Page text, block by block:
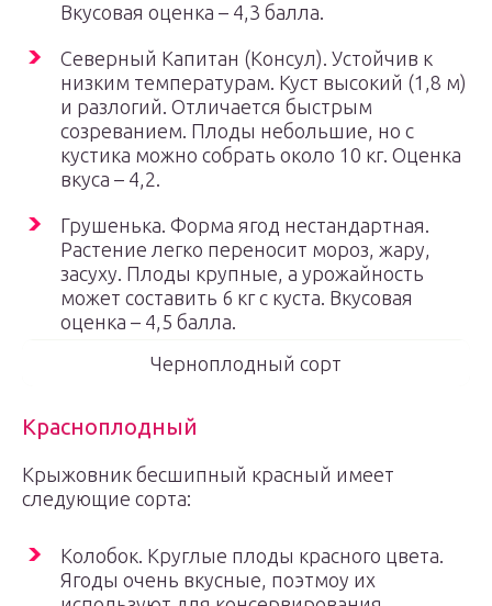
Вкусовая оценка – 4,3 балла.
Северный Капитан (Консул). Устойчив к
низким температурам. Куст высокий (1,8 м)
и разлогий. Отличается быстрым
созреванием. Плоды небольшие, но с
кустика можно собрать около 10 кг. Оценка
вкуса – 4,2.
Грушенька. Форма ягод нестандартная.
Растение легко переносит мороз, жару,
засуху. Плоды крупные, а урожайность
может составить 6 кг с куста. Вкусовая
оценка – 4,5 балла.
Черноплодный сорт
Красноплодный
Крыжовник бесшипный красный имеет
следующие сорта:
Колобок. Круглые плоды красного цвета.
Ягоды очень вкусные, поэтмоу их